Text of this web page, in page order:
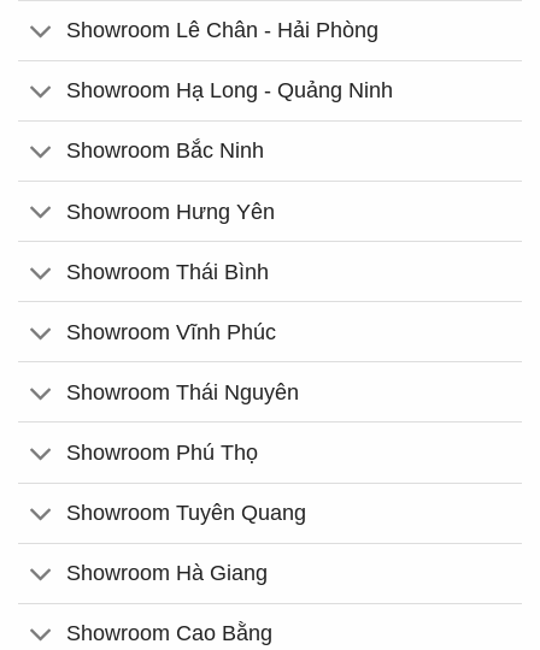
Showroom Lê Chân - Hải Phòng
Showroom Hạ Long - Quảng Ninh
Showroom Bắc Ninh
Showroom Hưng Yên
Showroom Thái Bình
Showroom Vĩnh Phúc
Showroom Thái Nguyên
Showroom Phú Thọ
Showroom Tuyên Quang
Showroom Hà Giang
Showroom Cao Bằng